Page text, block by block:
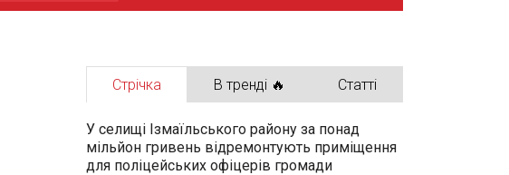
Стрічка В тренді 🔥 Статті
У селищі Ізмаїльського району за понад
мільйон гривень відремонтують приміщення
для поліцейських офіцерів громади